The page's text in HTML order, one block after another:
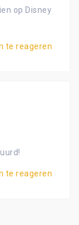
op Disney
te reageren
te reageren